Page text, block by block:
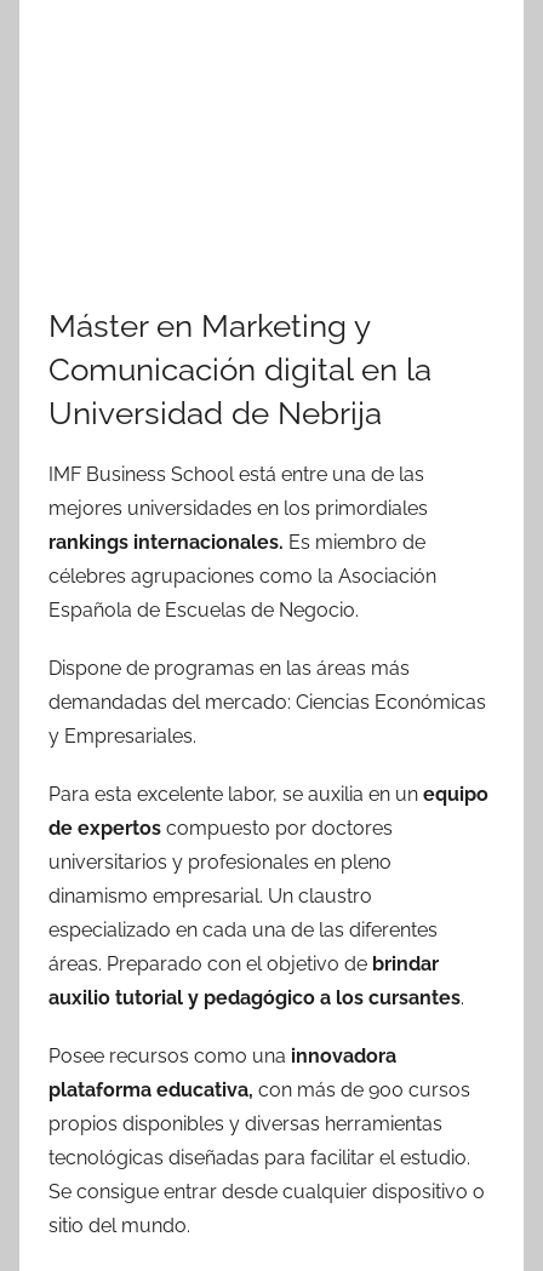
Máster en Marketing y
Comunicación digital en la
Universidad de Nebrija
IMF Business School está entre una de las
mejores universidades en los primordiales
rankings internacionales. Es miembro de
célebres agrupaciones como la Asociación
Española de Escuelas de Negocio.
Dispone de programas en las áreas más
demandadas del mercado: Ciencias Económicas
y Empresariales.
Para esta excelente labor, se auxilia en un equipo
de expertos compuesto por doctores
universitarios y profesionales en pleno
dinamismo empresarial. Un claustro
especializado en cada una de las diferentes
áreas. Preparado con el objetivo de brindar
auxilio tutorial y pedagógico a los cursantes.
Posee recursos como una innovadora
plataforma educativa, con más de 900 cursos
propios disponibles y diversas herramientas
tecnológicas diseñadas para facilitar el estudio.
Se consigue entrar desde cualquier dispositivo o
sitio del mundo.